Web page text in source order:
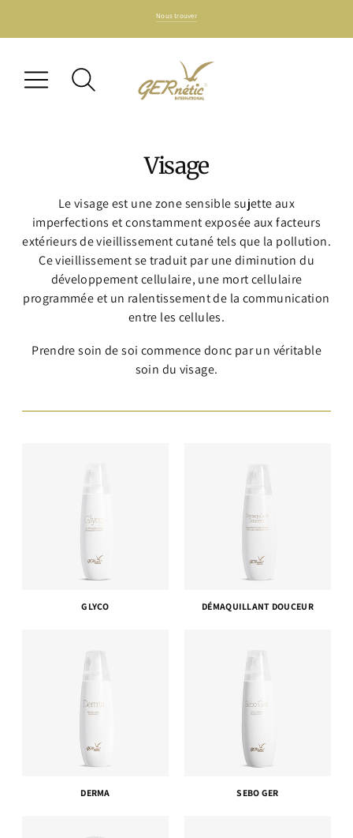
Nous trouver
Visage
Le visage est une zone sensible sujette aux
imperfections et constamment exposée aux facteurs
extérieurs de vieillissement cutané tels que la pollution.
Ce vieillissement se traduit par une diminution du
développement cellulaire, une mort cellulaire
programmée et un ralentissement de la communication
entre les cellules.
Prendre soin de soi commence donc par un véritable
soin du visage.
GLYCO DÉMAQUILLANT DOUCEUR
DERMA SEBO GER